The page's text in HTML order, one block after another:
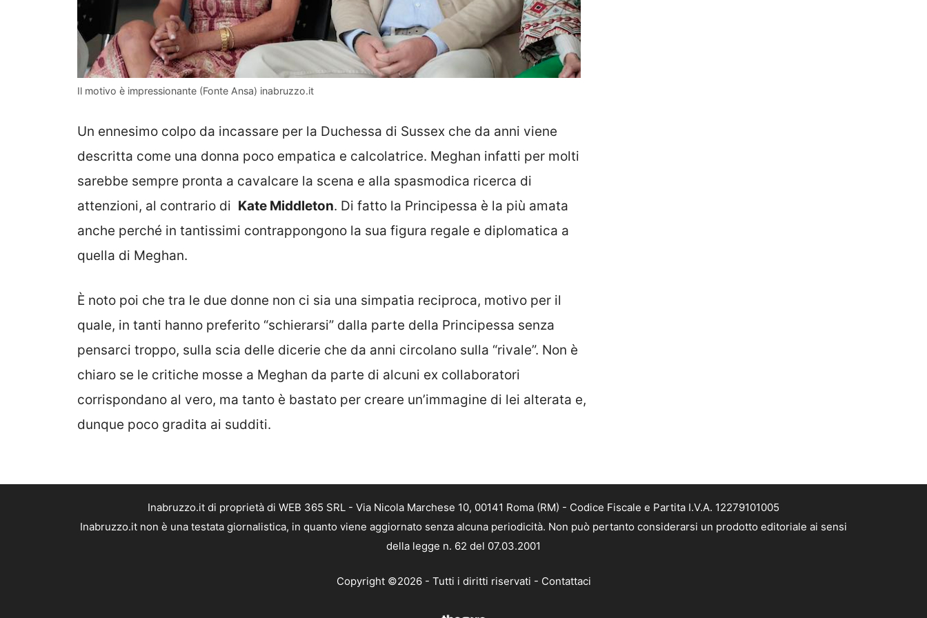
Il motivo è impressionante (Fonte Ansa) inabruzzo.it
Un ennesimo colpo da incassare per la Duchessa di Sussex che da anni viene
descritta come una donna poco empatica e calcolatrice. Meghan infatti per molti
sarebbe sempre pronta a cavalcare la scena e alla spasmodica ricerca di
attenzioni, al contrario di Kate Middleton. Di fatto la Principessa è la più amata
anche perché in tantissimi contrappongono la sua figura regale e diplomatica a
quella di Meghan.
È noto poi che tra le due donne non ci sia una simpatia reciproca, motivo per il
quale, in tanti hanno preferito “schierarsi” dalla parte della Principessa senza
pensarci troppo, sulla scia delle dicerie che da anni circolano sulla “rivale”. Non è
chiaro se le critiche mosse a Meghan da parte di alcuni ex collaboratori
corrispondano al vero, ma tanto è bastato per creare un’immagine di lei alterata e,
dunque poco gradita ai sudditi.
Inabruzzo.it di proprietà di WEB 365 SRL - Via Nicola Marchese 10, 00141 Roma (RM) - Codice Fiscale e Partita I.V.A. 12279101005
Inabruzzo.it non è una testata giornalistica, in quanto viene aggiornato senza alcuna periodicità. Non può pertanto considerarsi un prodotto editoriale ai sensi
della legge n. 62 del 07.03.2001
Copyright ©2026 - Tutti i diritti riservati - Contattaci